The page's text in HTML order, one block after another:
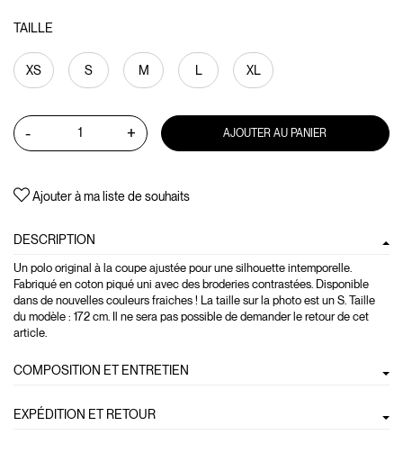
TAILLE
XS S M L XL
- + AJOUTER AU PANIER
Ajouter à ma liste de souhaits
DESCRIPTION
Un polo original à la coupe ajustée pour une silhouette intemporelle.
Fabriqué en coton piqué uni avec des broderies contrastées. Disponible
dans de nouvelles couleurs fraiches ! La taille sur la photo est un S. Taille
du modèle : 172 cm. Il ne sera pas possible de demander le retour de cet
article.
COMPOSITION ET ENTRETIEN
EXPÉDITION ET RETOUR